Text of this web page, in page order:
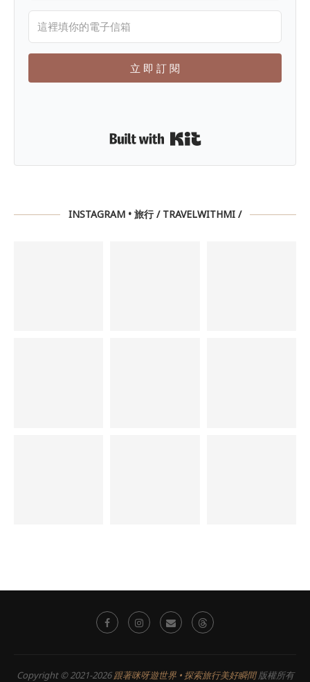
立 即 訂 閱
INSTAGRAM • 旅行 / TRAVELWITHMI /
Copyright © 2021-2026跟著咪呀遊世界 • 探索旅行美好瞬間版權所有